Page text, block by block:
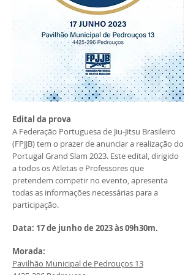
Edital da prova
A Federação Portuguesa de Jiu-Jitsu Brasileiro
(FPJJB) tem o prazer de anunciar a realização do
Portugal Grand Slam 2023. Este edital, dirigido
a todos os Atletas e Professores que
pretendem competir no evento, apresenta
todas as informações necessárias para a
participação.
Data: 17 de junho de 2023 às 09h30m.
Morada:
Pavilhão Municipal de Pedrouços 13